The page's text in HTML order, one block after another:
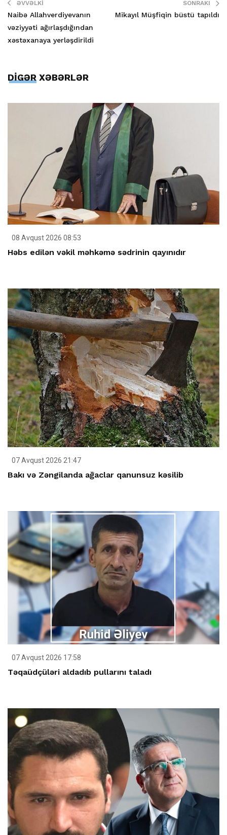
ƏVVƏLKI
Naibə Allahverdiyevanın
vəziyyəti ağırlaşdığından
xəstəxanaya yerləşdirildi
SONRAKI
Mikayıl Müşfiqin büstü tapıldı
DİGƏR XƏBƏRLƏR
08 Avqust 2026 08:53
Həbs edilən vəkil məhkəmə sədrinin qayınıdır
07 Avqust 2026 21:47
Bakı və Zəngilanda ağaclar qanunsuz kəsilib
07 Avqust 2026 17:58
Təqaüdçüləri aldadıb pullarını taladı